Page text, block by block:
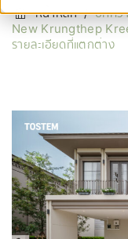
หน้าหลัก/บทคว
New Krungthep
รายละเอียดที่แตกต่าง